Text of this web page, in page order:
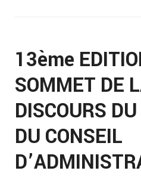
13ème
SOMMET DE
DISCOURS
DU CONSEIL